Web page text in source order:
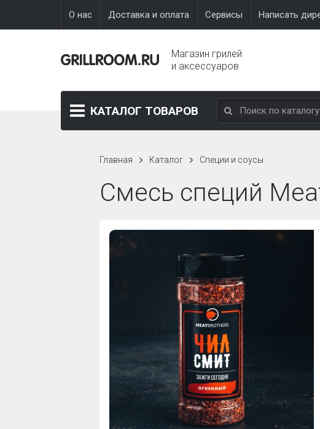
О нас Доставка и оплата Сервисы Написать
Магазин грилей
и аксессуаров
КАТАЛОГ ТОВАРОВ
Главная Каталог Специи и соусы
Смесь специй